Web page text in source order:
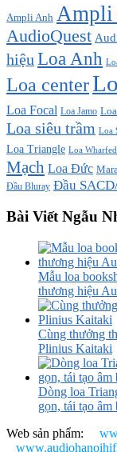
Ampli Anh Ampli
AudioQuest
hiệu Loa Anh
Loa center
Loa Focal Loa Jamo
Loa siêu trầm Loa
Loa Triangle Loa
Mạch Loa Đức
Đầu Bluray Đầu
Bài Viết Ngẫu
Mẫu loa
thương hiệu
Cùng thưởng
Plinius Kaitaki
Dòng loa
gọn, tái tạo âm
Web sản phẩm: